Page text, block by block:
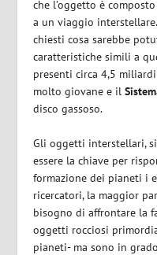
che l’oggetto è
a un viaggio
chiesti cosa sarebbe
caratteristiche simili a
presenti circa 4,5
molto giovane e il
disco gassoso.
Gli oggetti interstellari,
essere la chiave per
formazione dei pianeti i
ricercatori, la maggior
bisogno di affrontare la
oggetti rocciosi
pianeti- ma sono in